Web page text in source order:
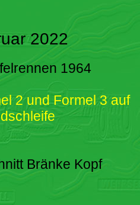
2022
1964
2 und Formel 3 auf
Bränke Kopf